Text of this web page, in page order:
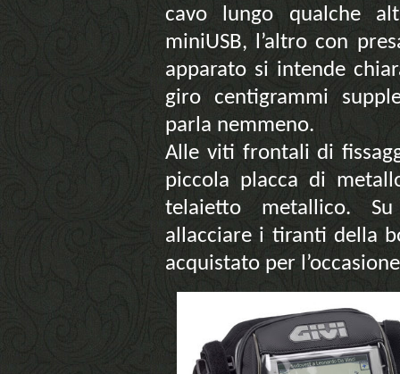
cavo lungo qualche
miniUSB, l’altro con
apparato si intende
giro centigrammi
parla nemmeno.
Alle viti frontali di
piccola placca di
telaietto metallico.
allacciare i tiranti della
acquistato per